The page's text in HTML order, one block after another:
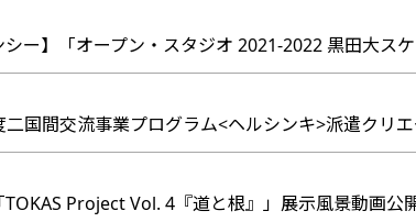
シー】「オープン・スタジオ 2021-2022 黒田大
二国間交流事業プログラム<ヘルシンキ>派遣クリ
TOKAS Project Vol. 4『道と根』」展示風景動画公